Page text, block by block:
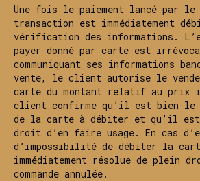
Une fois le paiement lancé par
transaction est immédiatement
vérification des informations.
payer donné par carte est
communiquant ses informations
vente, le client autorise le
carte du montant relatif au prix
client confirme qu’il est bien
de la carte à débiter et qu’il est
droit d’en faire usage. En cas
d’impossibilité de débiter la
immédiatement résolue de plein
commande annulée.